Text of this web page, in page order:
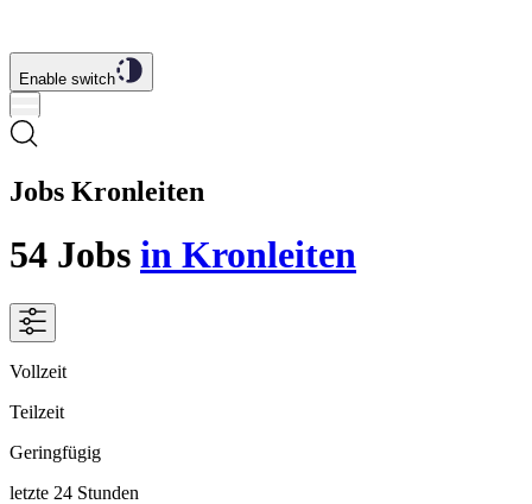
Enable switch
Jobs Kronleiten
54 Jobs in Kronleiten
Vollzeit
Teilzeit
Geringfügig
letzte 24 Stunden